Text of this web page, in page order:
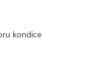
kondice